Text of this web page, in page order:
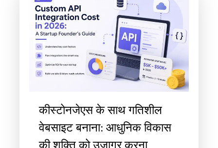
कीस्टोनजेएस के साथ गतिशील
वेबसाइट बनाना: आधुनिक विकास